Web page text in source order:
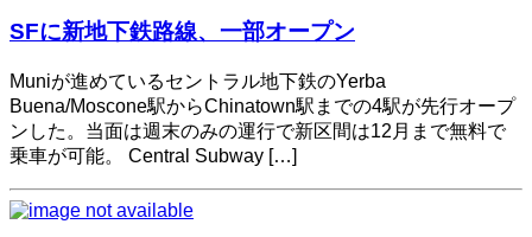
SFに新地下鉄路線、一部オープン
Muniが進めているセントラル地下鉄のYerba
Buena/Moscone駅からChinatown駅までの4駅が先行オープ
ンした。当面は週末のみの運行で新区間は12月まで無料で
乗車が可能。 Central Subway […]